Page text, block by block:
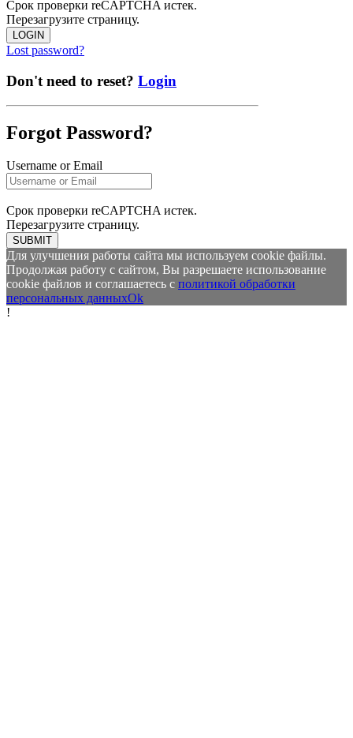
Срок проверки reCAPTCHA истек.
Перезагрузите страницу.
LOGIN
Lost password?
Don't need to reset? Login
Forgot Password?
Username or Email
Срок проверки reCAPTCHA истек.
Перезагрузите страницу.
SUBMIT
Для улучшения работы сайта мы используем cookie файлы.
Продолжая работу с сайтом, Вы разрешаете использование
cookie файлов и соглашаетесь с политикой обработки
персональных данныхOk
!